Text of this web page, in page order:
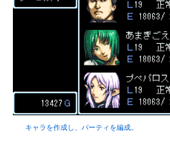
キャラを作成し、パーティを編成。